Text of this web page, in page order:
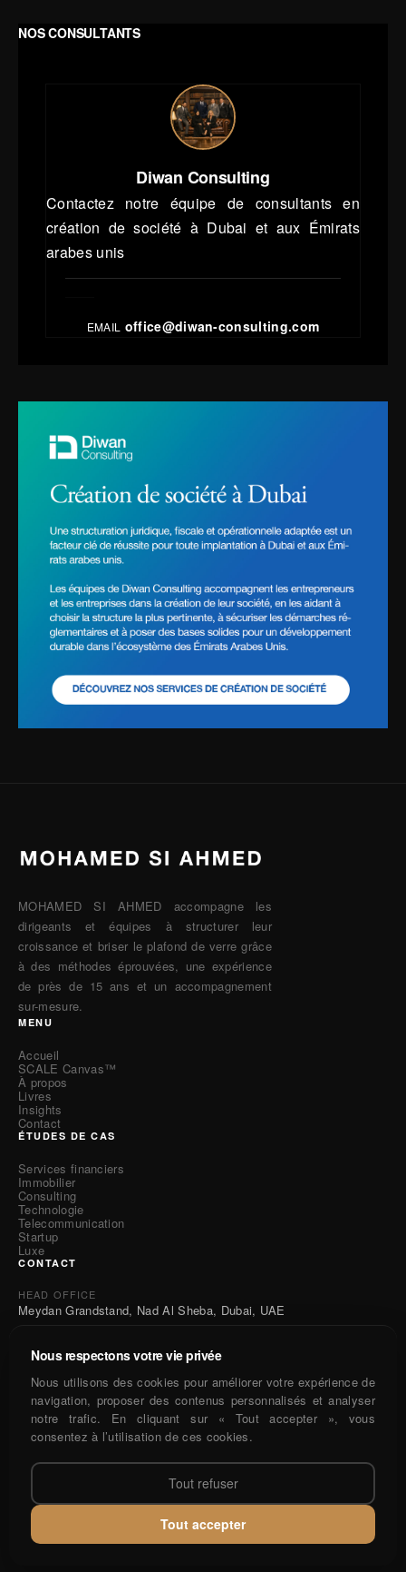
Nous respectons votre vie privée
Nous utilisons des cookies pour améliorer votre expérience de
navigation, proposer des contenus personnalisés et analyser
notre trafic. En cliquant sur « Tout accepter », vous
consentez à l’utilisation de ces cookies.
Tout refuser
Tout accepter
NOS CONSULTANTS
Diwan Consulting
Contactez notre équipe de consultants en
création de société à Dubai et aux Émirats
arabes unis
EMAIL office@diwan-consulting.com
MOHAMED SI AHMED accompagne les
dirigeants et équipes à structurer leur
croissance et briser le plafond de verre grâce
à des méthodes éprouvées, une expérience
de près de 15 ans et un accompagnement
sur-mesure.
MENU
Accueil
SCALE Canvas™
À propos
Livres
Insights
Contact
ÉTUDES DE CAS
Services financiers
Immobilier
Consulting
Technologie
Telecommunication
Startup
Luxe
CONTACT
HEAD OFFICE
Meydan Grandstand, Nad Al Sheba, Dubai, UAE
CONTACT
Conditions généralesConfidentialité
© 2026 MOHAMED SI AHMED. Tous droits réservés.